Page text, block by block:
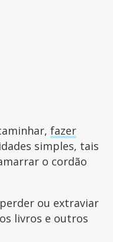
fazer
simples, tais
o cordão
ou extraviar
livros e outros